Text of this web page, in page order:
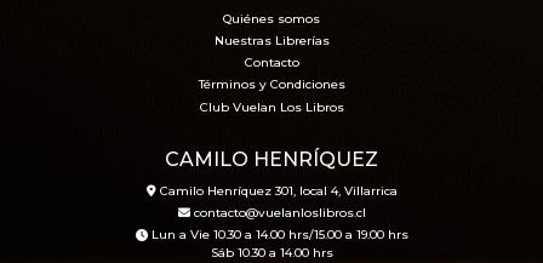
Quiénes somos
Nuestras Librerías
Contacto
Términos y Condiciones
Club Vuelan Los Libros
CAMILO HENRÍQUEZ
Camilo Henríquez 301, local 4, Villarrica
contacto@vuelanloslibros.cl
Lun a Vie 10.30 a 14.00 hrs/15.00 a 19.00 hrs
Sáb 10.30 a 14.00 hrs